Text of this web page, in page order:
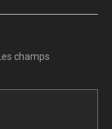
Les champs